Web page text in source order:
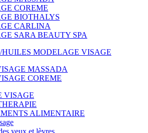
COREME
BIOTHALYS
CARLINA
SARA BEAUTY SPA
HUILES MODELAGE VISAGE
MASSADA
COREME
VISAGE
ALIMENTAIRE